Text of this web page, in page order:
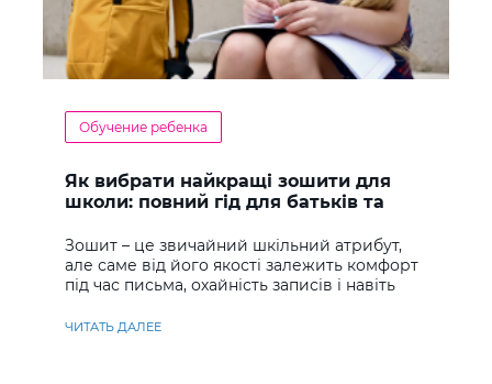
Обучение ребенка
Як вибрати найкращі зошити для
школи: повний гід для батьків та
Зошит – це звичайний шкільний атрибут,
але саме від його якості залежить комфорт
під час письма, охайність записів і навіть
ЧИТАТЬ ДАЛЕЕ